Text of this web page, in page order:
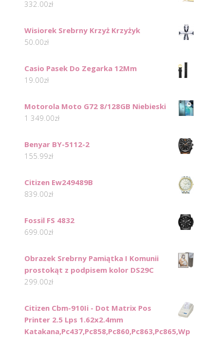
332.00zł
Wisiorek Srebrny Krzyż Krzyżyk
50.00zł
Casio Pasek Do Zegarka 12Mm
19.00zł
Motorola Moto G72 8/128GB Niebieski
1 349.00zł
Benyar BY-5112-2
155.99zł
Citizen Ew249489B
839.00zł
Fossil FS 4832
699.00zł
Obrazek Srebrny Pamiątka I Komunii
prostokąt z podpisem kolor DS29C
299.00zł
Citizen Cbm-910Ii - Dot Matrix Pos
Printer 2.5 Lps 1.62x2.4mm
Katakana,Pc437,Pc858,Pc860,Pc863,Pc865,Wp